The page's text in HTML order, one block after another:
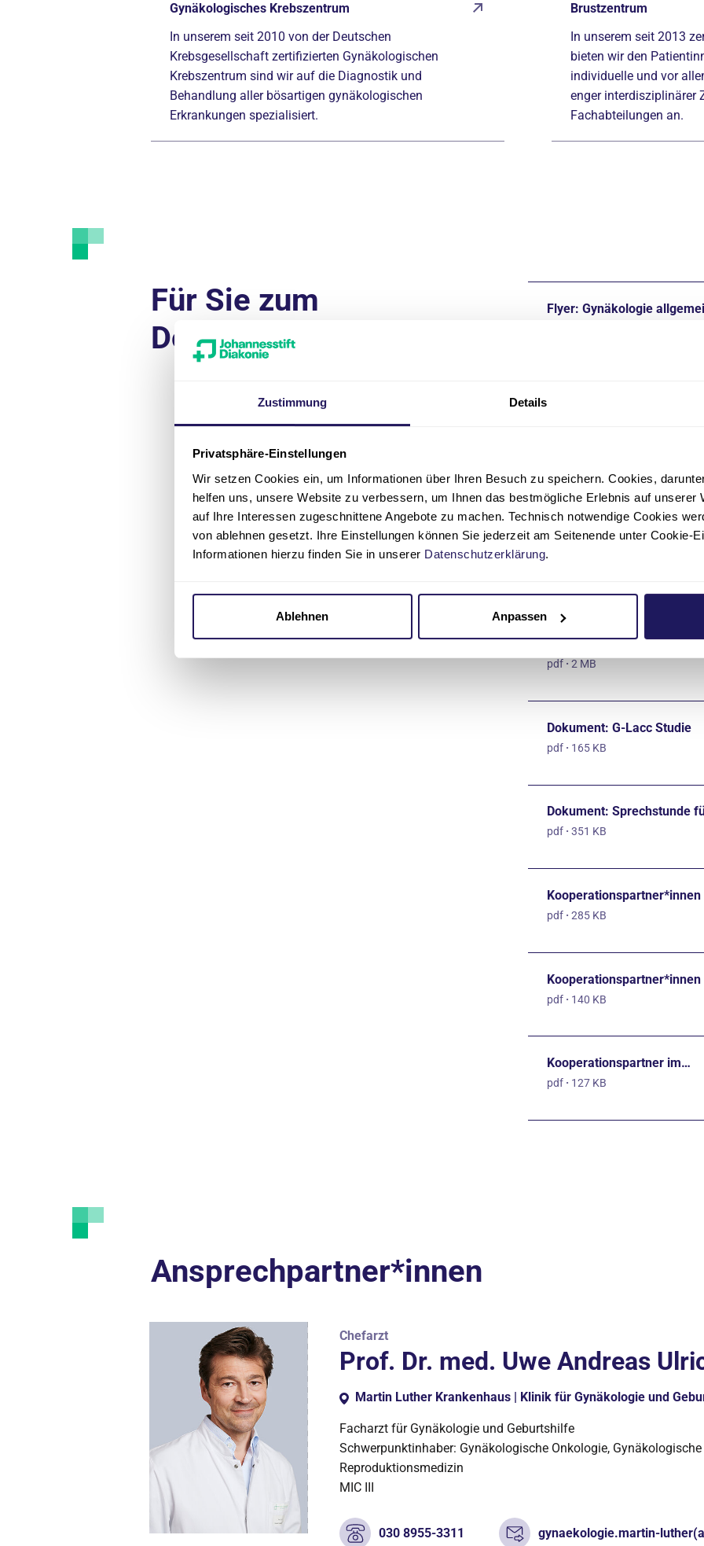
Zustimmung Details
Privatsphäre-Einstellungen
Wir setzen Cookies ein, um Informationen über Ihren Besuch zu speichern. Cookies,
helfen uns, unsere Website zu verbessern, um Ihnen das bestmögliche Erlebnis auf unserer
auf Ihre Interessen zugeschnittene Angebote zu machen. Technisch notwendige Cookies
von ablehnen gesetzt. Ihre Einstellungen können Sie jederzeit am Seitenende unter Cookie-
Informationen hierzu finden Sie in unserer Datenschutzerklärung.
Ablehnen Anpassen
Gynäkologisches Krebszentrum
In unserem seit 2010 von der Deutschen
Krebsgesellschaft zertifizierten Gynäkologischen
Krebszentrum sind wir auf die Diagnostik und
Behandlung aller bösartigen gynäkologischen
Erkrankungen spezialisiert.
Brustzentrum
In unserem seit 2013
bieten wir den
individuelle und vor
enger interdisziplinärer
Fachabteilungen an.
Für Sie zum
Download
Flyer: Gynäkologie
Flyer: Brustzentrum
pdf·8 MB
Flyer:
Flyer: Psychoonkologie
pdf · 2 MB
Dokument: G-Lacc Studie
pdf · 165 KB
Dokument: Sprechstunde
pdf · 351 KB
pdf · 285 KB
pdf · 140 KB
Kooperationspartner im…
pdf · 127 KB
Ansprechpartner*innen
Chefarzt
Prof. Dr. med. Uwe Andreas
Martin Luther Krankenhaus | Klinik für Gynäkologie und
Facharzt für Gynäkologie und Geburtshilfe
Schwerpunktinhaber: Gynäkologische Onkologie,
Reproduktionsmedizin
MIC III
030 8955-3311 gynaekologie.martin-